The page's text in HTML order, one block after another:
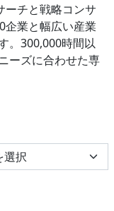
ーチと戦略コンサ
企業と幅広い産業
。300,000時間以
ーズに合わせた専